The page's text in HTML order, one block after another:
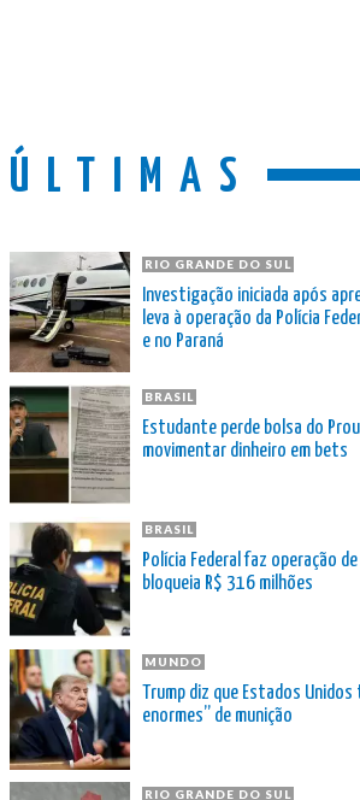
ÚLTIMAS
RIO GRANDE DO SUL
Investigação iniciada após
leva à operação da Polícia
e no Paraná
BRASIL
Estudante perde bolsa do
movimentar dinheiro em bets
BRASIL
Polícia Federal faz operação
bloqueia R$ 316 milhões
MUNDO
Trump diz que Estados
enormes” de munição
RIO GRANDE DO SUL